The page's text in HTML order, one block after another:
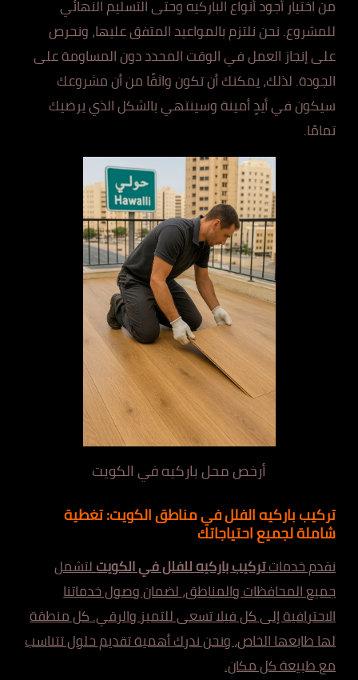
من اختيار أجود أنواع الباركيه وحتى التسليم النهائي
للمشروع. نحن نلتزم بالمواعيد المتفق عليها، ونحرص
على إنجاز العمل في الوقت المحدد دون المساومة على
الجودة. لذلك، يمكنك أن تكون واثقًا من أن مشروعك
سيكون في أيدٍ أمينة وسينتهي بالشكل الذي يرضيك
تمامًا.
أرخص محل باركيه في الكويت
تركيب باركيه الفلل في مناطق الكويت: تغطية
شاملة لجميع احتياجاتك
نقدم خدماتتركيب باركيه للفلل في الكويتلتشمل
جميع المحافظات والمناطق، لضمان وصول خدماتنا
الاحترافية إلى كل فيلا تسعى للتميز والرقي. كل منطقة
لها طابعها الخاص، ونحن ندرك أهمية تقديم حلول تتناسب
مع طبيعة كل مكان.